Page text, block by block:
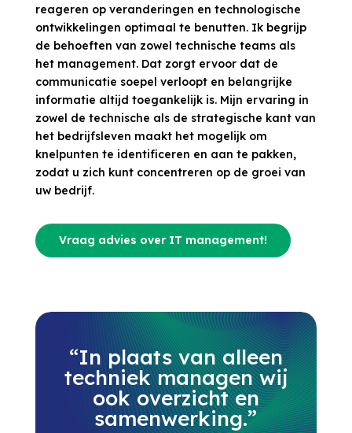
reageren op veranderingen en technologische
ontwikkelingen optimaal te benutten. Ik begrijp
de behoeften van zowel technische teams als
het management. Dat zorgt ervoor dat de
communicatie soepel verloopt en belangrijke
informatie altijd toegankelijk is. Mijn ervaring in
zowel de technische als de strategische kant van
het bedrijfsleven maakt het mogelijk om
knelpunten te identificeren en aan te pakken,
zodat u zich kunt concentreren op de groei van
uw bedrijf.
Vraag advies over IT management!
“In plaats van alleen
techniek managen wij
ook overzicht en
samenwerking.”